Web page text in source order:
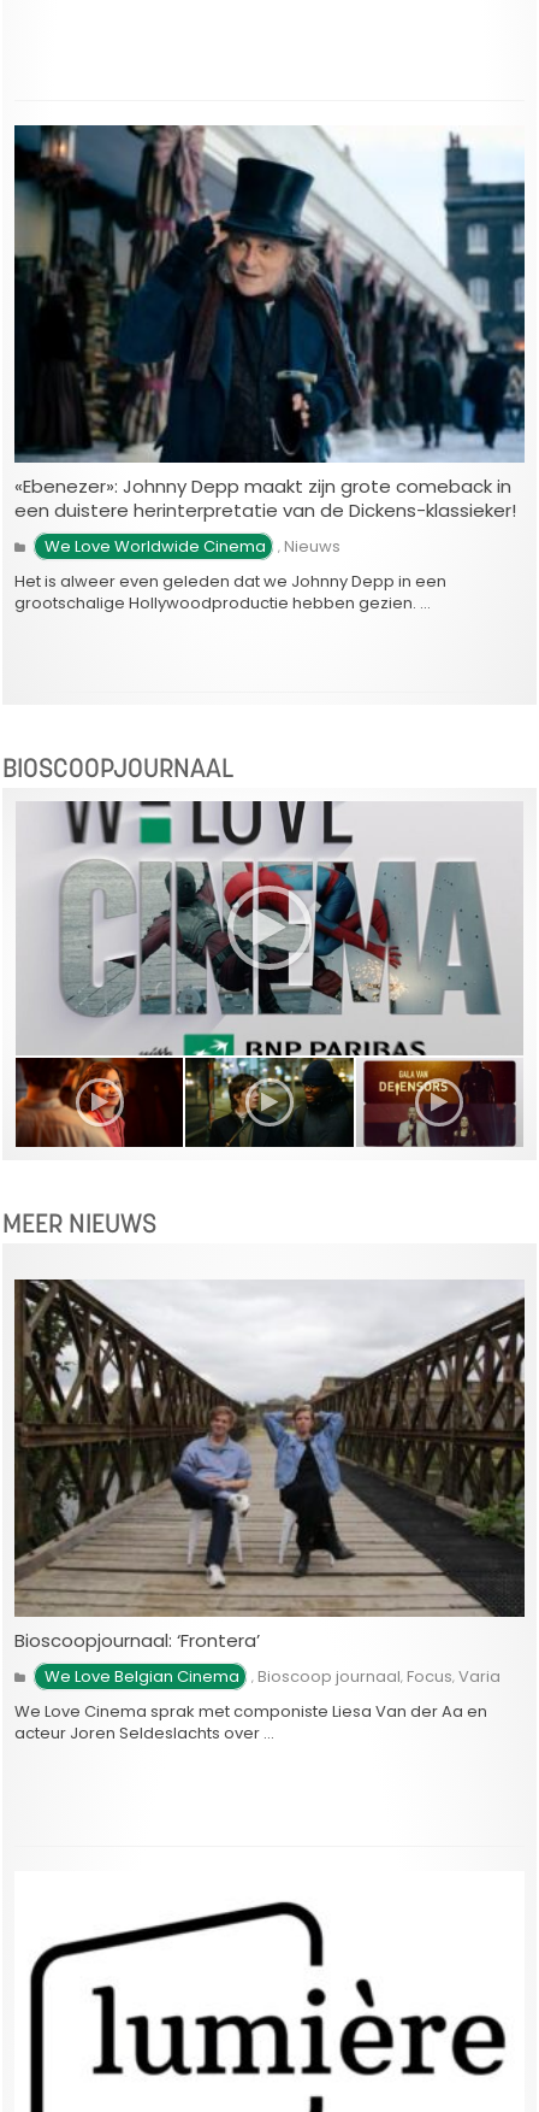
«Ebenezer»: Johnny Depp maakt zijn grote comeback in
een duistere herinterpretatie van de Dickens-klassieker!
We Love Worldwide Cinema , Nieuws
Het is alweer even geleden dat we Johnny Depp in een
grootschalige Hollywoodproductie hebben gezien. …
BIOSCOOPJOURNAAL
MEER NIEUWS
Bioscoopjournaal: ‘Frontera’
We Love Belgian Cinema , Bioscoop journaal, Focus,Varia
We Love Cinema sprak met componiste Liesa Van der Aa en
acteur Joren Seldeslachts over …